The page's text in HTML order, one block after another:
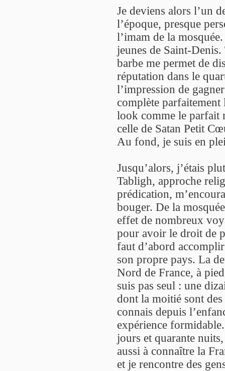
Je deviens alors l’un
l’époque, presque
l’imam de la
jeunes de Saint-
barbe me permet de
réputation dans le
l’impression de
complète
look comme le parfait
celle de Satan Petit
Au fond, je suis en
Jusqu’alors, j’étais
Tabligh, approche
prédication,
bouger. De la
effet de nombreux
pour avoir le droit de
faut d’abord
son propre pays. La
Nord de France, à
suis pas seul : une
dont la moitié sont
connais depuis
expérience
jours et quarante
aussi à connaître la
et je rencontre des